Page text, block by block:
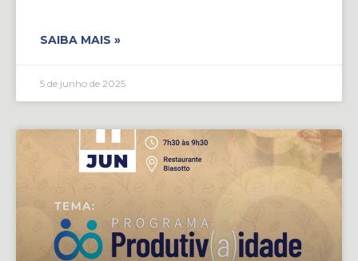
SAIBA MAIS »
5 de junho de 2025